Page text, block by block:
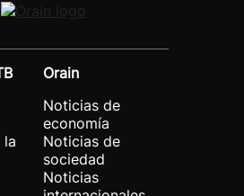
la
Orain
Noticias de
economía
Noticias de
sociedad
Noticias